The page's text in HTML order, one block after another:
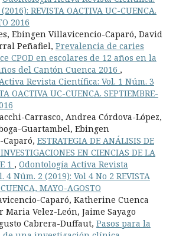
REVISTA OACTIVA UC-CUENCA.
2016
Ebingen Villavicencio-Caparó, David
Peñafiel, Prevalencia de caries
CPOD en escolares de 12 años en la
del Cantón Cuenca 2016 ,
Revista Científica: Vol. 1 Núm. 3
OACTIVA UC-CUENCA. SEPTIEMBRE-
Carrasco, Andrea Córdova-López,
Guartambel, Ebingen
ESTRATEGIA DE ANÁLISIS DE
EN CIENCIAS DE LA
1 , Odontología Activa Revista
4 Núm. 2 (2019): Vol 4 No 2 REVISTA
MAYO-AGOSTO
Caparó, Katherine Cuenca
Maria Velez-León, Jaime Sayago
Cabrera-Duffaut, Pasos para la